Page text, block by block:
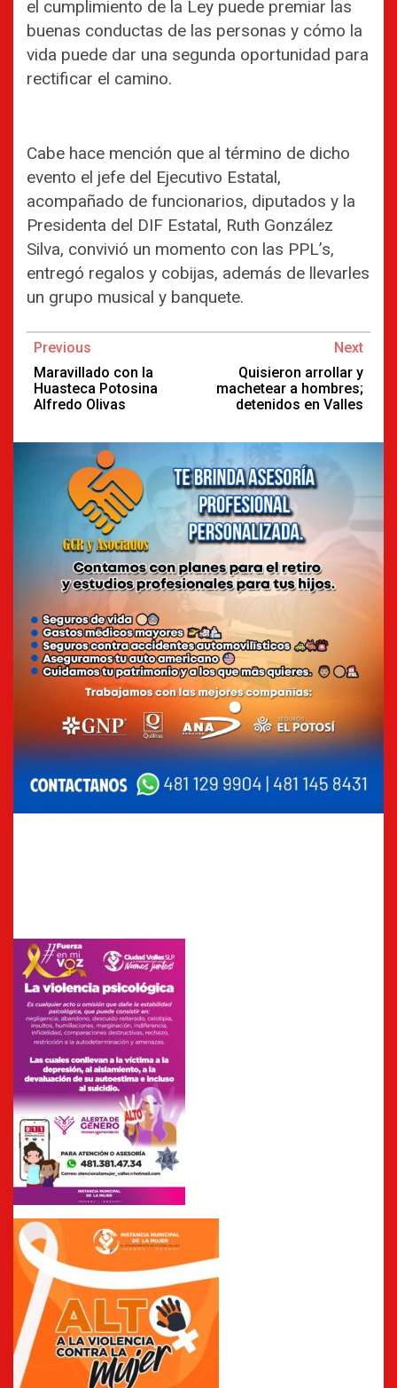
el cumplimiento de la Ley puede premiar las
buenas conductas de las personas y cómo la
vida puede dar una segunda oportunidad para
rectificar el camino.
Cabe hace mención que al término de dicho
evento el jefe del Ejecutivo Estatal,
acompañado de funcionarios, diputados y la
Presidenta del DIF Estatal, Ruth González
Silva, convivió un momento con las PPL’s,
entregó regalos y cobijas, además de llevarles
un grupo musical y banquete.
Continue
Reading
Previous
Maravillado con la
Huasteca Potosina
Alfredo Olivas
Next
Quisieron arrollar y
machetear a hombres;
detenidos en Valles